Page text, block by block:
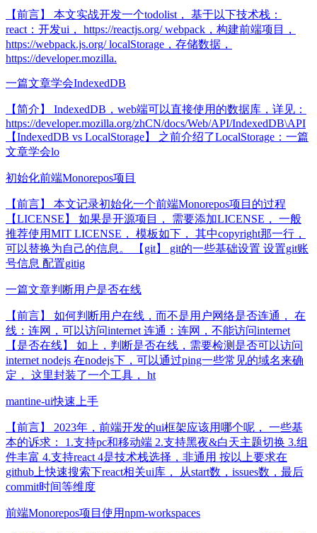
【前言】 本文实战开发一个todolist， 基于以下技术栈：
react：开发ui， https://reactjs.org/ webpack，构建前端项目，
https://webpack.js.org/ localStorage，存储数据，
https://developer.mozilla.
一篇文章学会IndexedDB
【简介】 IndexedDB，web端可以直接使用的数据库，详见：
https://developer.mozilla.org/zhCN/docs/Web/API/IndexedDB\API
【IndexedDB vs LocalStorage】 之前介绍了LocalStorage：一篇
文章学会lo
初始化前端Monorepos项目
【前言】 本文记录初始化一个前端Monorepos项目的过程
【LICENSE】 如果是开源项目， 需要添加LICENSE， 一般
推荐使用MIT LICENSE， 模板如下， 其中copyright那一行，
可以替换为自己的信息。 【git】 git的一些基础设置 设置git账
号信息 配置gitig
一篇文章判断用户是否在线
【前言】 如何判断用户在线，而不是用户网络是否连通， 在
线：连网，可以访问internet 连通：连网，不能访问internet
【是否在线】 如上，判断是否在线，需要检测是否可以访问
internet nodejs 在nodejs下，可以通过ping一些常见的域名来确
定， 这里封装了一个工具， ht
mantine-ui快速上手
【前言】 2023年，前端开发的ui框架应该用哪个呢， 一些基
本的诉求： 1.支持pc和移动端 2.支持黑夜&白天主题切换 3.组
件丰富 4.支持react 4是技术栈选择，非通用 按以上要求在
github上快速搜索下react相关ui库， 从start数，issues数，最后
commit时间等维度
前端Monorepos项目使用npm-workspaces